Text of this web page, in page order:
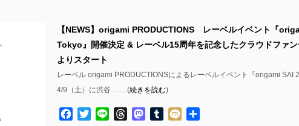
【NEWS】origami PRODUCTIONS レーベルイベント『
Tokyo』開催決定 & レーベル15周年を記念したクラウドファン
よりスタート
レーベル origami PRODUCTIONSによるレーベルイベント『origami SAI
4/9（土）に渋谷 ……(続きを読む)
Facebook
TwitterLine ThreadsMastodon
TumblrMixi